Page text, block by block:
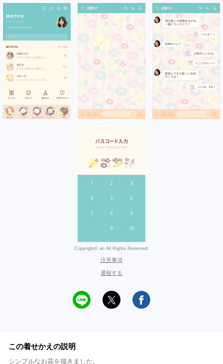
Copyright© an All Rights Reserved.
注意事項
通報する
この着せかえの説明
シンプルなお花を描きました。